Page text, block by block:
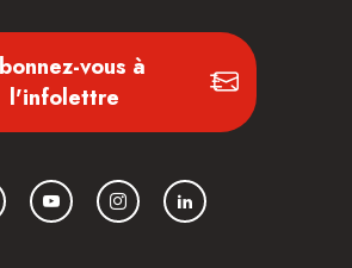
vous à
l'infolettre
YouTubeInstagramLinkedIn